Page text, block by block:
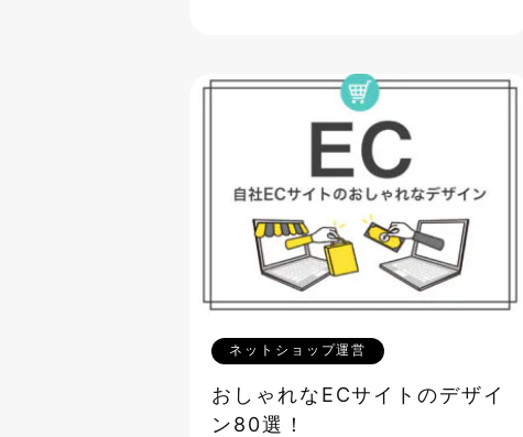
ネットショップ運営
おしゃれなECサイトのデザイ
ン80選！